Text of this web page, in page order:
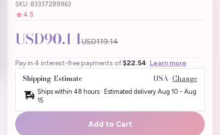
SKU: 83337289963
4.5
USD90.14USD119.14
Pay in 4 interest-free payments of $22.54 Learn more
Shipping Estimate USA Change
Ships within 48 hours · Estimated delivery Aug 10 - Aug
15
Add to Cart